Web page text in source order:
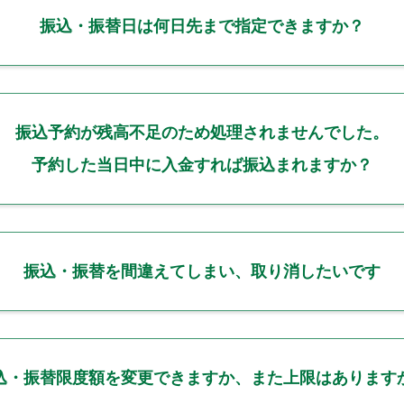
振込・振替日は何日先まで指定できますか？
振込予約が残高不足のため処理されませんでした。
予約した当日中に入金すれば振込まれますか？
振込・振替を間違えてしまい、取り消したいです
・振替限度額を変更できますか、また上限はあります